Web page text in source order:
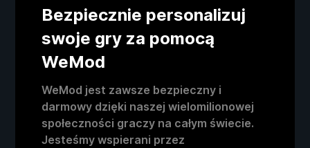
Bezpiecznie personalizuj
swoje gry za pomocą
WeMod
WeMod jest zawsze bezpieczny i
darmowy dzięki naszej wielomilionowej
społeczności graczy na całym świecie.
Jesteśmy wspierani przez